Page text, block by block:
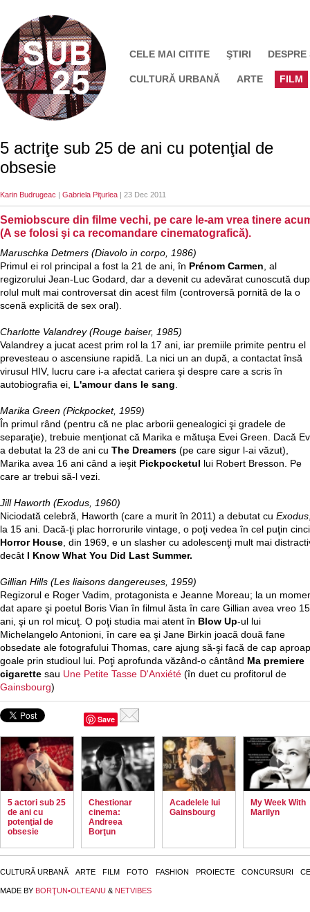
CELE MAI CITITE ŞTIRI DESPRE
CULTURĂ URBANĂ ARTE FILM
5 actriţe sub 25 de ani cu potenţial de
obsesie
Karin Budrugeac | Gabriela Piţurlea | 23 Dec 2011
Semiobscure din filme vechi, pe care le-am vrea tinere
(A se folosi şi ca recomandare cinematografică).
Maruschka Detmers (Diavolo in corpo, 1986)
Primul ei rol principal a fost la 21 de ani, în Prénom Carmen, al
regizorului Jean-Luc Godard, dar a devenit cu adevărat cunoscută
rolul mult mai controversat din acest film (controversă pornită de la o
scenă explicită de sex oral).
Charlotte Valandrey (Rouge baiser, 1985)
Valandrey a jucat acest prim rol la 17 ani, iar premiile primite pentru el
prevesteau o ascensiune rapidă. La nici un an după, a contactat însă
virusul HIV, lucru care i-a afectat cariera şi despre care a scris în
autobiografia ei, L'amour dans le sang.
Marika Green (Pickpocket, 1959)
În primul rând (pentru că ne plac arborii genealogici şi gradele de
separaţie), trebuie menţionat că Marika e mătuşa Evei Green. Dacă
a debutat la 23 de ani cu The Dreamers (pe care sigur l-ai văzut),
Marika avea 16 ani când a ieşit Pickpocketul
lui Robert Bresson. Pe
care ar trebui să-l vezi.
Jill Haworth (Exodus, 1960)
Niciodată celebră, Haworth (care a murit în 2011) a debutat cu Exodus
la 15 ani. Dacă-ţi plac horrorurile vintage, o poţi vedea în cel puţin
Horror House, din 1969, e un slasher cu adolescenţi mult mai
decât
I Know What You Did Last Summer.
Gillian Hills (Les liaisons dangereuses, 1959)
Regizorul e Roger Vadim, protagonista e Jeanne Moreau; la un
dat apare şi poetul Boris Vian în filmul ăsta în care Gillian avea vreo 15
ani, şi un rol micuţ. O poţi studia mai atent în Blow Up-ul lui
Michelangelo Antonioni, în care ea şi Jane Birkin joacă două fane
obsedate ale fotografului Thomas, care ajung să-şi facă de cap
goale prin studioul lui. Poţi aprofunda văzând-o cântând Ma premiere
cigarette sau Une Petite Tasse D'Anxiété (în duet cu profitorul de
Gainsbourg)
Save
5 actori sub 25
de ani cu
potenţial de
obsesie
Chestionar
cinema:
Andreea
Borţun
Acadelele lui
Gainsbourg
My Week With
Marilyn
CULTURĂ URBANĂ ARTE FILM FOTO FASHION PROIECTE CONCURSURI
MADE BY BORŢUN•OLTEANU & NETVIBES